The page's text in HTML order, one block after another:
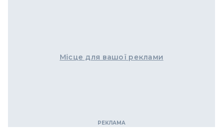
Місце для вашої реклами